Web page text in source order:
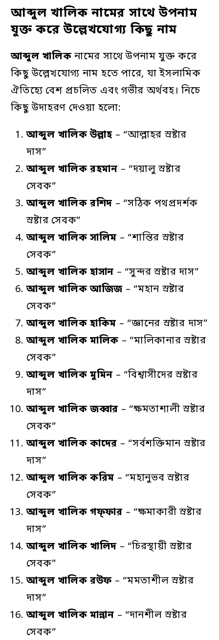
নাম
আব্দুল খালিক নামের সাথে উপনাম
যুক্ত করে উল্লেখযোগ্য কিছু নাম
আব্দুল খালিক নামের সাথে উপনাম যুক্ত করে
কিছু উল্লেখযোগ্য নাম হতে পারে, যা ইসলামিক
ঐতিহ্যে বেশ প্রচলিত এবং গভীর অর্থবহ। নিচে
কিছু উদাহরণ দেওয়া হলো:
আব্দুল খালিক উল্লাহ – “আল্লাহর স্রষ্টার
দাস”
আব্দুল খালিক রহমান – “দয়ালু স্রষ্টার
সেবক”
আব্দুল খালিক রশিদ – “সঠিক পথপ্রদর্শক
স্রষ্টার সেবক”
আব্দুল খালিক সালিম – “শান্তির স্রষ্টার
সেবক”
আব্দুল খালিক হাসান – “সুন্দর স্রষ্টার দাস”
আব্দুল খালিক আজিজ – “মহান স্রষ্টার
সেবক”
আব্দুল খালিক হাকিম – “জ্ঞানের স্রষ্টার দাস”
আব্দুল খালিক মালিক – “মালিকানার স্রষ্টার
সেবক”
আব্দুল খালিক মুমিন – “বিশ্বাসীদের স্রষ্টার
দাস”
আব্দুল খালিক জব্বার – “ক্ষমতাশালী স্রষ্টার
সেবক”
আব্দুল খালিক কাদের – “সর্বশক্তিমান স্রষ্টার
দাস”
আব্দুল খালিক করিম – “মহানুভব স্রষ্টার
সেবক”
আব্দুল খালিক গফ্ফার – “ক্ষমাকারী স্রষ্টার
দাস”
আব্দুল খালিক খালিদ – “চিরস্থায়ী স্রষ্টার
সেবক”
আব্দুল খালিক রউফ – “মমতাশীল স্রষ্টার
দাস”
আব্দুল খালিক মান্নান – “দানশীল স্রষ্টার
সেবক”